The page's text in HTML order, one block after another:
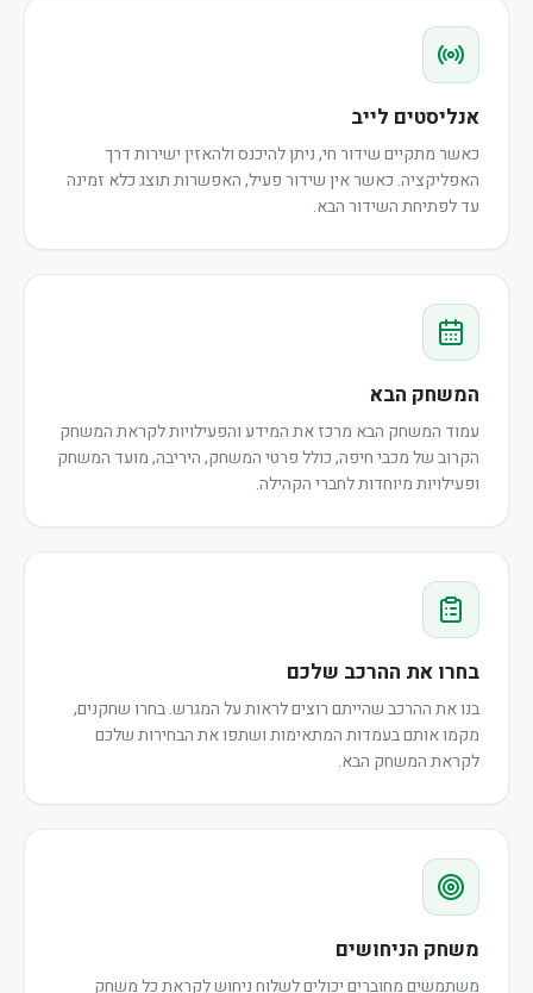
אנליסטים לייב
כאשר מתקיים שידור חי, ניתן להיכנס ולהאזין ישירות דרך
האפליקציה. כאשר אין שידור פעיל, האפשרות תוצג כלא זמינה
עד לפתיחת השידור הבא.
המשחק הבא
עמוד המשחק הבא מרכז את המידע והפעילויות לקראת המשחק
הקרוב של מכבי חיפה, כולל פרטי המשחק, היריבה, מועד המשחק
ופעילויות מיוחדות לחברי הקהילה.
בחרו את ההרכב שלכם
בנו את ההרכב שהייתם רוצים לראות על המגרש. בחרו שחקנים,
מקמו אותם בעמדות המתאימות ושתפו את הבחירות שלכם
לקראת המשחק הבא.
משחק הניחושים
משתמשים מחוברים יכולים לשלוח ניחוש לקראת כל משחק